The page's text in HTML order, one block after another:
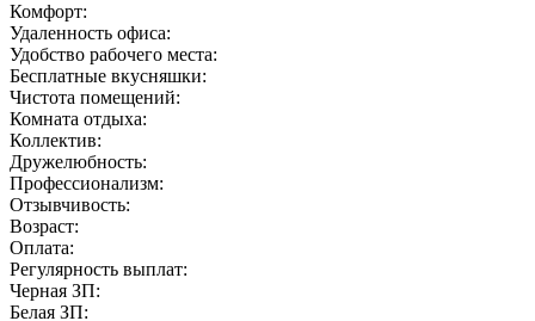
Комфорт:
Удаленность офиса:
Удобство рабочего места:
Бесплатные вкусняшки:
Чистота помещений:
Комната отдыха:
Коллектив:
Дружелюбность:
Профессионализм:
Отзывчивость:
Возраст:
Оплата:
Регулярность выплат:
Черная ЗП:
Белая ЗП: